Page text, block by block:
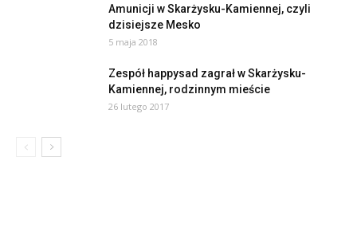
Amunicji w Skarżysku-Kamiennej, czyli
dzisiejsze Mesko
5 maja 2018
Zespół happysad zagrał w Skarżysku-
Kamiennej, rodzinnym mieście
26 lutego 2017